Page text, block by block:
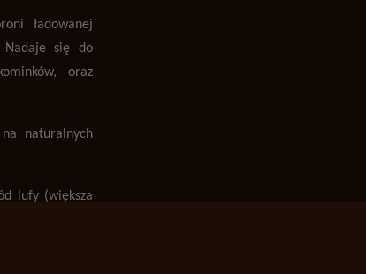
ładowanej
Nadaje się do
oraz
naturalnych
lufy (większa
nagaru